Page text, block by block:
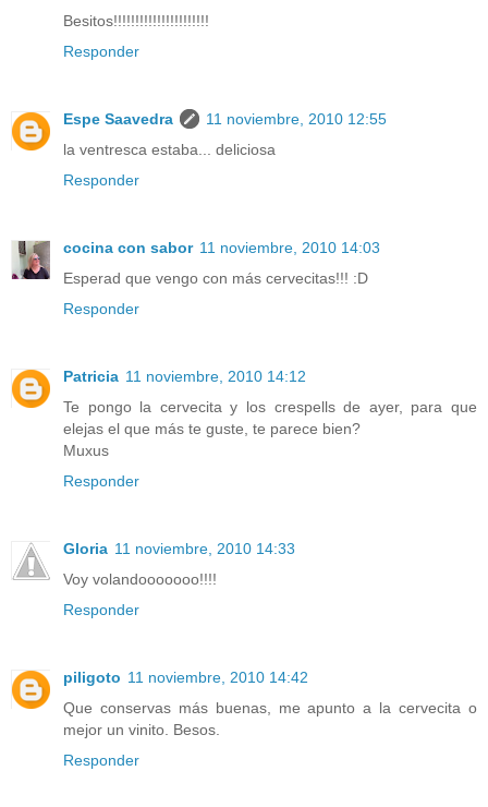
Besitos!!!!!!!!!!!!!!!!!!!!!!
Responder
Espe Saavedra
11 noviembre, 2010 12:55
la ventresca estaba... deliciosa
Responder
cocina con sabor 11 noviembre, 2010 14:03
Esperad que vengo con más cervecitas!!! :D
Responder
Patricia 11 noviembre, 2010 14:12
Te pongo la cervecita y los crespells de ayer, para que
elejas el que más te guste, te parece bien?
Muxus
Responder
Gloria 11 noviembre, 2010 14:33
Voy volandooooooo!!!!
Responder
piligoto 11 noviembre, 2010 14:42
Que conservas más buenas, me apunto a la cervecita o
mejor un vinito. Besos.
Responder